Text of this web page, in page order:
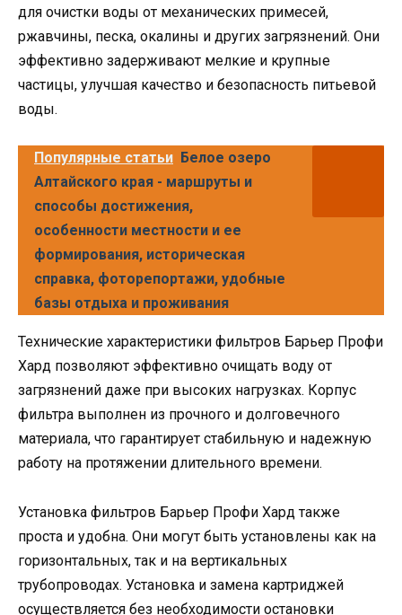
для очистки воды от механических примесей,
ржавчины, песка, окалины и других загрязнений. Они
эффективно задерживают мелкие и крупные
частицы, улучшая качество и безопасность питьевой
воды.
Популярные статьи Белое озеро
Алтайского края - маршруты и
способы достижения,
особенности местности и ее
формирования, историческая
справка, фоторепортажи, удобные
базы отдыха и проживания
Технические характеристики фильтров Барьер Профи
Хард позволяют эффективно очищать воду от
загрязнений даже при высоких нагрузках. Корпус
фильтра выполнен из прочного и долговечного
материала, что гарантирует стабильную и надежную
работу на протяжении длительного времени.
Установка фильтров Барьер Профи Хард также
проста и удобна. Они могут быть установлены как на
горизонтальных, так и на вертикальных
трубопроводах. Установка и замена картриджей
осуществляется без необходимости остановки